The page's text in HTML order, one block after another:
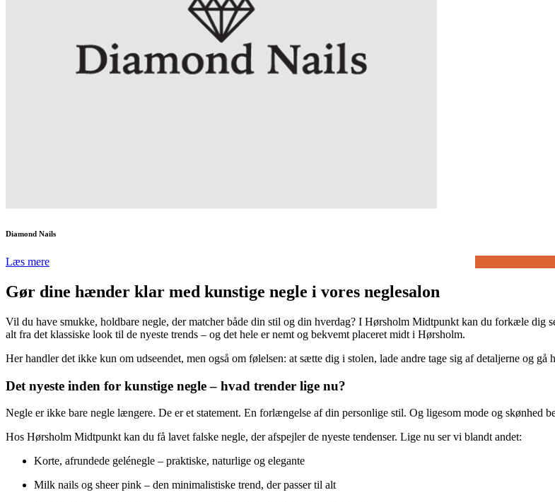
Diamond Nails
Læs mere
Gør dine hænder klar med kunstige negle i vores neglesalon
Vil du have smukke, holdbare negle, der matcher både din stil og din hverdag? I Hørsholm Midtpunkt kan du forkæle dig
alt fra det klassiske look til de nyeste trends – og det hele er nemt og bekvemt placeret midt i Hørsholm.
Her handler det ikke kun om udseendet, men også om følelsen: at sætte dig i stolen, lade andre tage sig af detaljerne og gå
Det nyeste inden for kunstige negle – hvad trender lige nu?
Negle er ikke bare negle længere. De er et statement. En forlængelse af din personlige stil. Og ligesom mode og skønhed
Hos Hørsholm Midtpunkt kan du få lavet falske negle, der afspejler de nyeste tendenser. Lige nu ser vi blandt andet:
Korte, afrundede gelénegle – praktiske, naturlige og elegante
Milk nails og sheer pink – den minimalistiske trend, der passer til alt